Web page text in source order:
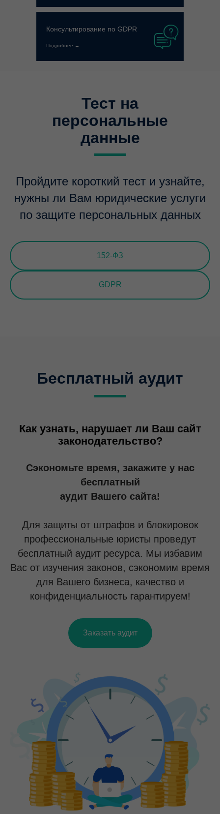
Консультирование по GDPR
Подробнее →
Тест на
персональные
данные
Пройдите короткий тест и узнайте,
нужны ли Вам юридические услуги
по защите персональных данных
152-ФЗ
GDPR
Бесплатный аудит
Как узнать, нарушает ли Ваш сайт
законодательство?
Сэкономьте время, закажите у нас
бесплатный
аудит Вашего сайта!
Для защиты от штрафов и блокировок
профессиональные юристы проведут
бесплатный аудит ресурса. Мы избавим
Вас от изучения законов, сэкономим время
для Вашего бизнеса, качество и
конфиденциальность гарантируем!
Заказать аудит